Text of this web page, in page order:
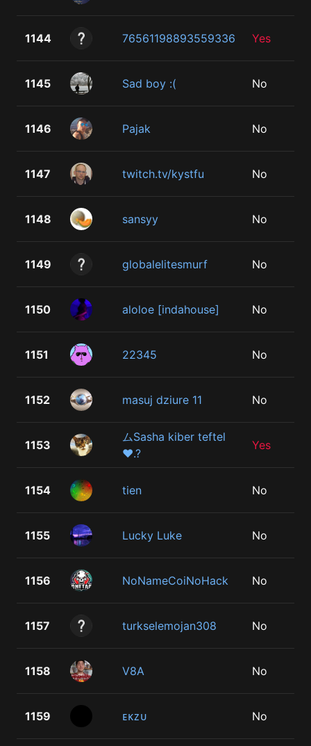
1144 76561198893559336 Yes
1145 Sad boy :( No
1146 Pajak No
1147 twitch.tv/kystfu No
1148 sansyy No
1149 globalelitesmurf No
1150 aloloe [indahouse] No
1151 22345 No
1152 masuj dziure 11 No
1153
ムSasha kiber teftel
❤.?
Yes
1154 tien No
1155 Lucky Luke No
1156 NoNameCoiNoHack No
1157 turkselemojan308 No
1158 V8A No
1159 ᴇ ᴋ ᴢ ᴜ No